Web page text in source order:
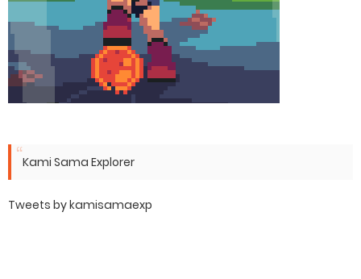
Kami Sama Explorer
Tweets by kamisamaexp